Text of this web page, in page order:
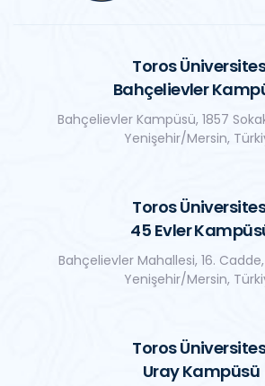
Toros
Bahçelievler
Bahçelievler Kampüsü, 1857
Yenişehir/Mersin,
Toros
45 Evler
Bahçelievler Mahallesi, 16.
Yenişehir/Mersin,
Toros
Uray Kampüsü